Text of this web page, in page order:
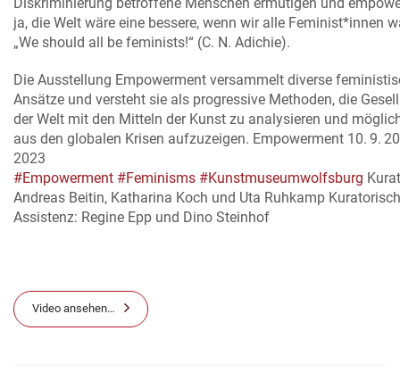
ja, die Welt wäre eine bessere, wenn wir alle Feminist*innen
„We should all be feminists!“ (C. N. Adichie).
Die Ausstellung Empowerment versammelt diverse
Ansätze und versteht sie als progressive Methoden, die
der Welt mit den Mitteln der Kunst zu analysieren und
aus den globalen Krisen aufzuzeigen. Empowerment 10. 9.
2023
#Empowerment #Feminisms #Kunstmuseumwolfsburg
Andreas Beitin, Katharina Koch und Uta Ruhkamp
Assistenz: Regine Epp und Dino Steinhof
Video ansehen…